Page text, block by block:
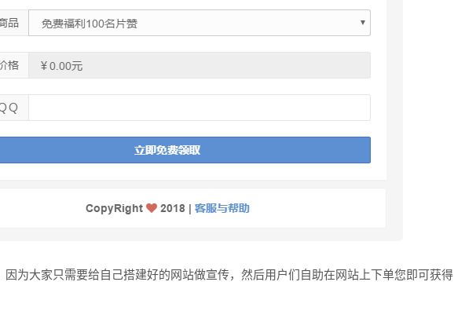
因为大家只需要给自己搭建好的网站做宣传，然后用户们自助在网站上下单您即可获得